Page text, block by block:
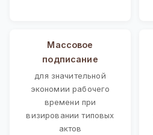
Массовое
подписание
для значительной
экономии рабочего
времени при
визировании типовых
актов